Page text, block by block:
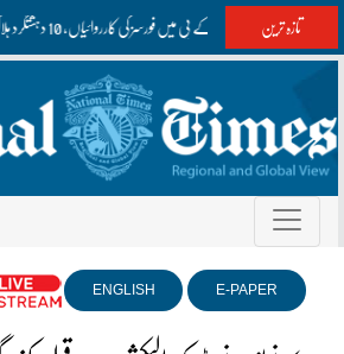
تازہ ترین بلوچستان اور کے پی میں فورسز کی کارروائیاں، 10 دہشتگرد ہلاک، 12 گرفتار، کیپٹن شہید
E-PAPER
ENGLISH